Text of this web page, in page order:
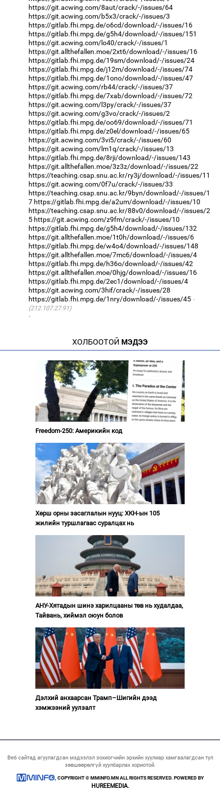
https://git.acwing.com/8aut/crack/-/issues/64
https://git.acwing.com/b5x3/crack/-/issues/3
https://gitlab.fhi.mpg.de/o6cd/download/-/issues/16
https://gitlab.fhi.mpg.de/g5h4/download/-/issues/151
https://git.acwing.com/lo40/crack/-/issues/1
https://git.allthefallen.moe/2xt6/download/-/issues/16
https://gitlab.fhi.mpg.de/19sm/download/-/issues/24
https://gitlab.fhi.mpg.de/j12m/download/-/issues/74
https://gitlab.fhi.mpg.de/1ono/download/-/issues/47
https://git.acwing.com/rb44/crack/-/issues/37
https://gitlab.fhi.mpg.de/7xab/download/-/issues/72
https://git.acwing.com/l3py/crack/-/issues/37
https://git.acwing.com/g3vo/crack/-/issues/2
https://gitlab.fhi.mpg.de/oo69/download/-/issues/71
https://gitlab.fhi.mpg.de/z0el/download/-/issues/65
https://git.acwing.com/3vi5/crack/-/issues/60
https://git.acwing.com/lm1q/crack/-/issues/13
https://gitlab.fhi.mpg.de/8rji/download/-/issues/143
https://git.allthefallen.moe/3z3z/download/-/issues/22
https://teaching.csap.snu.ac.kr/ry3j/download/-/issues/11
https://git.acwing.com/0f7u/crack/-/issues/33
https://teaching.csap.snu.ac.kr/9byn/download/-/issues/1
7 https://gitlab.fhi.mpg.de/a2um/download/-/issues/10
https://teaching.csap.snu.ac.kr/88v0/download/-/issues/2
5 https://git.acwing.com/z9fm/crack/-/issues/10
https://gitlab.fhi.mpg.de/g5h4/download/-/issues/132
https://git.allthefallen.moe/1t0h/download/-/issues/6
https://gitlab.fhi.mpg.de/w4o4/download/-/issues/148
https://git.allthefallen.moe/7mc6/download/-/issues/4
https://gitlab.fhi.mpg.de/h36o/download/-/issues/42
https://git.allthefallen.moe/0hjg/download/-/issues/16
https://gitlab.fhi.mpg.de/2ec1/download/-/issues/4
https://git.acwing.com/3hif/crack/-/issues/28
https://gitlab.fhi.mpg.de/1nry/download/-/issues/45
(212.107.27.91)
·
ХОЛБООТОЙ МЭДЭЭ
Freedom-250: Америкийн код
Хөрш орны засаглалын нууц: ХКН-ын 105
жилийн туршлагаас суралцах нь
АНУ-Хятадын шинэ харилцааны төв нь худалдаа,
Тайвань, хиймэл оюун болов
Дэлхий анхаарсан Трамп–Шигийн дээд
хэмжээний уулзалт
Веб сайтад агуулагдсан мэдээлэл зохиогчийн эрхийн хуулиар хамгаалагдсан тул
зөвшөөрөлгүй хуулбарлах хориотой.
COPYRIGHT © MMINFO.MN ALL RIGHTS RESERVED. POWERED BY
HUREEMEDIA.